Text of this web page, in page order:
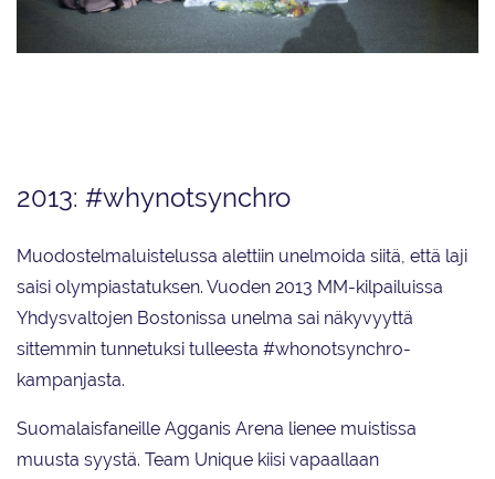
2013: #whynotsynchro
Muodostelmaluistelussa alettiin unelmoida siitä, että laji
saisi olympiastatuksen. Vuoden 2013 MM-kilpailuissa
Yhdysvaltojen Bostonissa unelma sai näkyvyyttä
sittemmin tunnetuksi tulleesta #whonotsynchro-
kampanjasta.
Suomalaisfaneille Agganis Arena lienee muistissa
muusta syystä. Team Unique kiisi vapaallaan